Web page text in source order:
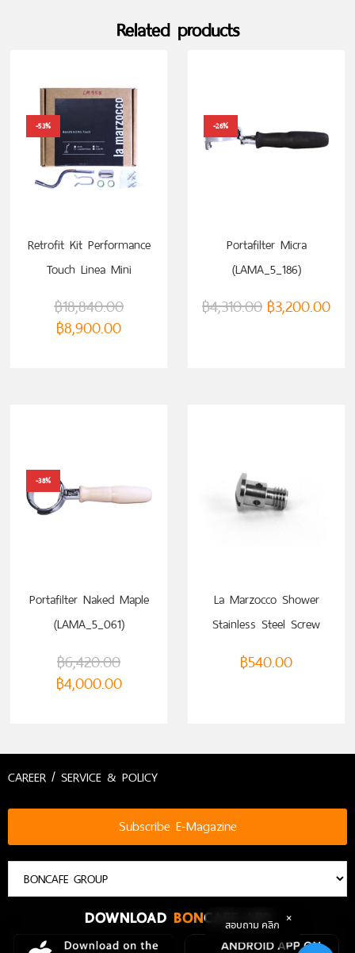
Related products
-53%
Retrofit Kit Performance
Touch Linea Mini
฿18,840.00
฿8,900.00
-26%
Portafilter Micra
(LAMA_5_186)
฿4,310.00 ฿3,200.00
-38%
Portafilter Naked Maple
(LAMA_5_061)
฿6,420.00
฿4,000.00
La Marzocco Shower
Stainless Steel Screw
฿540.00
CAREER / SERVICE & POLICY
Subscribe E-Magazine
DOWNLOAD BONCAFE APP
สอบถาม คลิก